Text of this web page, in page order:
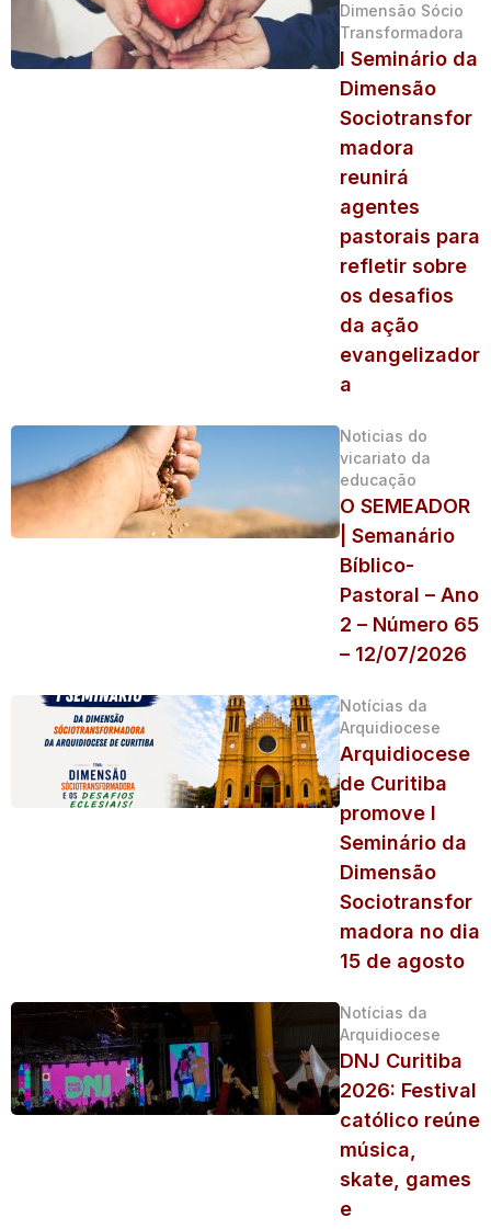
Dimensão Sócio
Transformadora
I Seminário da
Dimensão
Sociotransfor
madora
reunirá
agentes
pastorais para
refletir sobre
os desafios
da ação
evangelizador
a
Noticias do
vicariato da
educação
O SEMEADOR
| Semanário
Bíblico-
Pastoral – Ano
2 – Número 65
– 12/07/2026
Notícias da
Arquidiocese
Arquidiocese
de Curitiba
promove I
Seminário da
Dimensão
Sociotransfor
madora no dia
15 de agosto
Notícias da
Arquidiocese
DNJ Curitiba
2026: Festival
católico reúne
música,
skate, games
e